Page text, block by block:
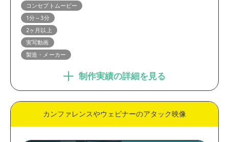
コンセプトムービー
1分～3分
2ヶ月以上
実写動画
製造・メーカー
制作実績の詳細を見る
カンファレンスやウェビナーのアタック映像